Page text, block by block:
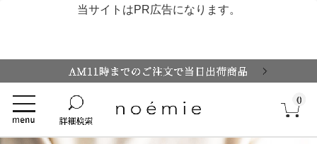
当サイトはPR広告になります。